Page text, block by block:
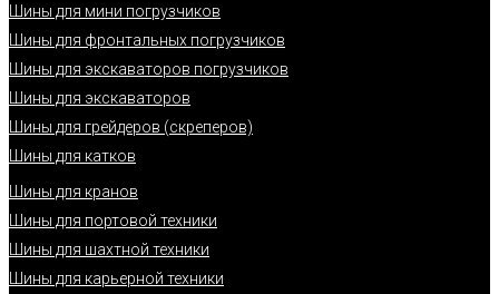
Шины для мини погрузчиков
Шины для фронтальных погрузчиков
Шины для экскаваторов погрузчиков
Шины для экскаваторов
Шины для грейдеров (скреперов)
Шины для катков
Шины для кранов
Шины для портовой техники
Шины для шахтной техники
Шины для карьерной техники